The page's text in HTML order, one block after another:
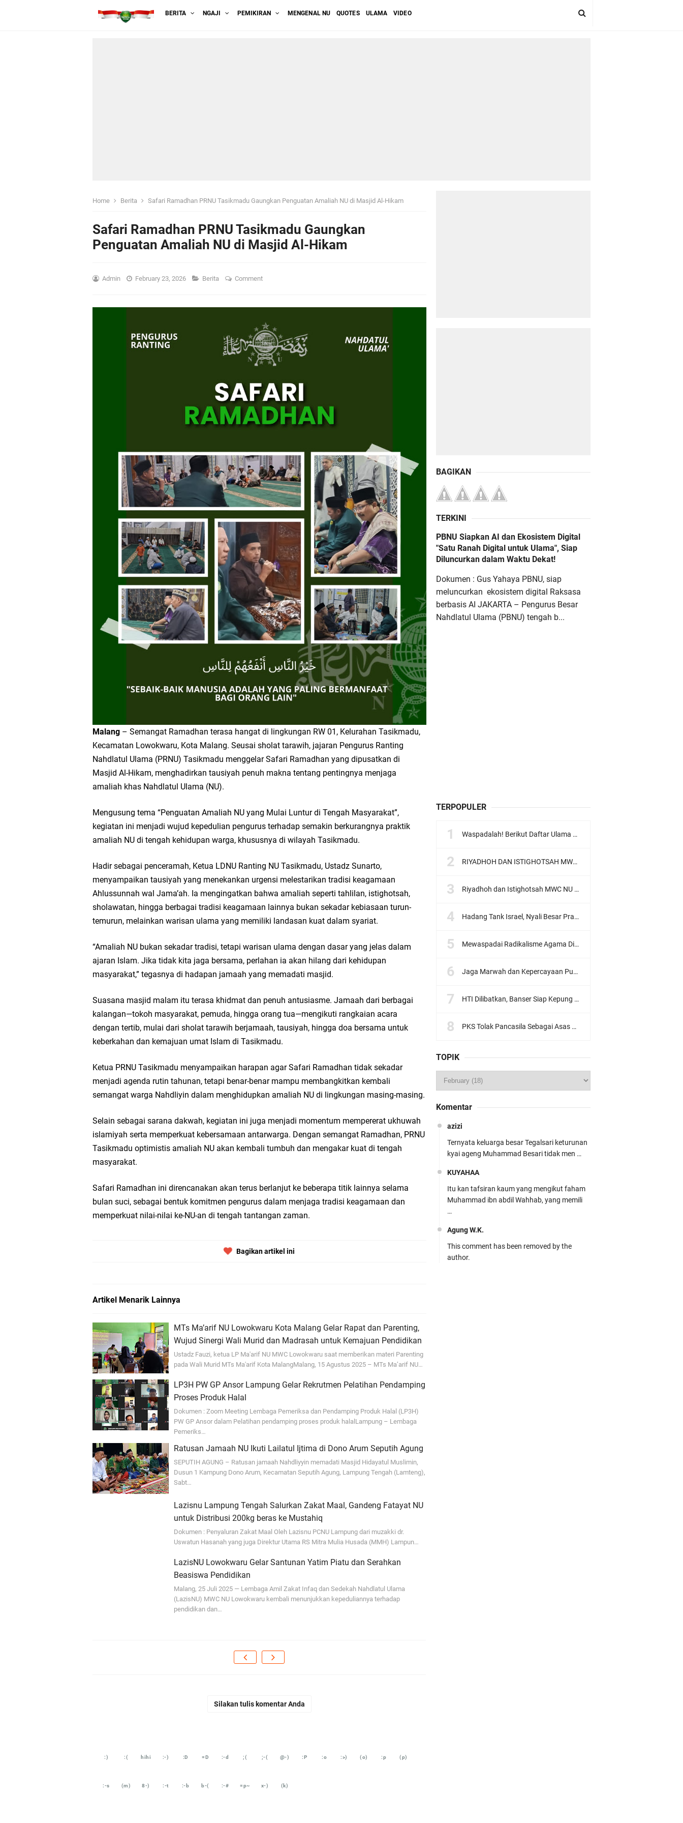
BERITA NGAJI PEMIKIRAN MENGENAL NU QUOTES ULAMA VIDEO
Home Berita Safari Ramadhan PRNU Tasikmadu Gaungkan Penguatan Amaliah NU di Masjid Al-Hikam
Safari Ramadhan PRNU Tasikmadu Gaungkan
Penguatan Amaliah NU di Masjid Al-Hikam
Admin February 23, 2026 Berita Comment
Malang – Semangat Ramadhan terasa hangat di lingkungan RW 01, Kelurahan Tasikmadu,
Kecamatan Lowokwaru, Kota Malang. Seusai sholat tarawih, jajaran Pengurus Ranting
Nahdlatul Ulama (PRNU) Tasikmadu menggelar Safari Ramadhan yang dipusatkan di
Masjid Al-Hikam, menghadirkan tausiyah penuh makna tentang pentingnya menjaga
amaliah khas Nahdlatul Ulama (NU).
Mengusung tema “Penguatan Amaliah NU yang Mulai Luntur di Tengah Masyarakat”,
kegiatan ini menjadi wujud kepedulian pengurus terhadap semakin berkurangnya praktik
amaliah NU di tengah kehidupan warga, khususnya di wilayah Tasikmadu.
Hadir sebagai penceramah, Ketua LDNU Ranting NU Tasikmadu, Ustadz Sunarto,
menyampaikan tausiyah yang menekankan urgensi melestarikan tradisi keagamaan
Ahlussunnah wal Jama’ah. Ia mengingatkan bahwa amaliah seperti tahlilan, istighotsah,
sholawatan, hingga berbagai tradisi keagamaan lainnya bukan sekadar kebiasaan turun-
temurun, melainkan warisan ulama yang memiliki landasan kuat dalam syariat.
“Amaliah NU bukan sekadar tradisi, tetapi warisan ulama dengan dasar yang jelas dalam
ajaran Islam. Jika tidak kita jaga bersama, perlahan ia akan hilang dari kehidupan
masyarakat,” tegasnya di hadapan jamaah yang memadati masjid.
Suasana masjid malam itu terasa khidmat dan penuh antusiasme. Jamaah dari berbagai
kalangan—tokoh masyarakat, pemuda, hingga orang tua—mengikuti rangkaian acara
dengan tertib, mulai dari sholat tarawih berjamaah, tausiyah, hingga doa bersama untuk
keberkahan dan kemajuan umat Islam di Tasikmadu.
Ketua PRNU Tasikmadu menyampaikan harapan agar Safari Ramadhan tidak sekadar
menjadi agenda rutin tahunan, tetapi benar-benar mampu membangkitkan kembali
semangat warga Nahdliyin dalam menghidupkan amaliah NU di lingkungan masing-masing.
Selain sebagai sarana dakwah, kegiatan ini juga menjadi momentum mempererat ukhuwah
islamiyah serta memperkuat kebersamaan antarwarga. Dengan semangat Ramadhan, PRNU
Tasikmadu optimistis amaliah NU akan kembali tumbuh dan mengakar kuat di tengah
masyarakat.
Safari Ramadhan ini direncanakan akan terus berlanjut ke beberapa titik lainnya selama
bulan suci, sebagai bentuk komitmen pengurus dalam menjaga tradisi keagamaan dan
memperkuat nilai-nilai ke-NU-an di tengah tantangan zaman.
Bagikan artikel ini
Artikel Menarik Lainnya
MTs Ma’arif NU Lowokwaru Kota Malang Gelar Rapat dan Parenting,
Wujud Sinergi Wali Murid dan Madrasah untuk Kemajuan Pendidikan
Ustadz Fauzi, ketua LP Ma'arif NU MWC Lowokwaru saat memberikan materi Parenting
pada Wali Murid MTs Ma'arif Kota MalangMalang, 15 Agustus 2025 – MTs Ma’arif NU…
LP3H PW GP Ansor Lampung Gelar Rekrutmen Pelatihan Pendamping
Proses Produk Halal
Dokumen : Zoom Meeting Lembaga Pemeriksa dan Pendamping Produk Halal (LP3H)
PW GP Ansor dalam Pelatihan pendamping proses produk halalLampung – Lembaga
Pemeriks…
Ratusan Jamaah NU Ikuti Lailatul Ijtima di Dono Arum Seputih Agung
SEPUTIH AGUNG – Ratusan jamaah Nahdliyyin memadati Masjid Hidayatul Muslimin,
Dusun 1 Kampung Dono Arum, Kecamatan Seputih Agung, Lampung Tengah (Lamteng),
Sabt…
Lazisnu Lampung Tengah Salurkan Zakat Maal, Gandeng Fatayat NU
untuk Distribusi 200kg beras ke Mustahiq
Dokumen : Penyaluran Zakat Maal Oleh Lazisnu PCNU Lampung dari muzakki dr.
Uswatun Hasanah yang juga Direktur Utama RS Mitra Mulia Husada (MMH) Lampun…
LazisNU Lowokwaru Gelar Santunan Yatim Piatu dan Serahkan
Beasiswa Pendidikan
Malang, 25 Juli 2025 — Lembaga Amil Zakat Infaq dan Sedekah Nahdlatul Ulama
(LazisNU) MWC NU Lowokwaru kembali menunjukkan kepeduliannya terhadap
pendidikan dan…
Silakan tulis komentar Anda
:) :( hihi :-) :D =D :-d ;( ;-( @-) :P :o :>) (o) :p (p)
:-s (m) 8-) :-t :-b b-( :-# =p~ x-) (k)
BAGIKAN
TERKINI
PBNU Siapkan AI dan Ekosistem Digital
"Satu Ranah Digital untuk Ulama", Siap
Diluncurkan dalam Waktu Dekat!
Dokumen : Gus Yahaya PBNU, siap
meluncurkan ekosistem digital Raksasa
berbasis AI JAKARTA – Pengurus Besar
Nahdlatul Ulama (PBNU) tengah b...
TERPOPULER
Waspadalah! Berikut Daftar Ulama Wahabi di Seluruh Dunia dan Karya-karyanya
RIYADHOH DAN ISTIGHOTSAH MWC NU LOWOKWARU Menyambut Muktamar NU ke-35, Meneguhkan Sanad Laku Para Muassis
Riyadhoh dan Istighotsah MWC NU Lowokwaru: Menguatkan Doa, Menjalin Ukhuwah Menyambut Muktamar NU ke-35
Hadang Tank Israel, Nyali Besar Prajurit TNI Jadi Sorotan Dunia
Mewaspadai Radikalisme Agama Di Tubuh Polri
Jaga Marwah dan Kepercayaan Publik, Ratusan Guru Ngaji Kota Malang Serukan Deklarasi Ramah Anak
HTI Dilibatkan, Banser Siap Kepung Gedung Sate, Jawa Barat
PKS Tolak Pancasila Sebagai Asas Utama Ormas, Ini Komentar PBNU
TOPIK
Komentar
azizi
Ternyata keluarga besar Tegalsari keturunan
kyai ageng Muhammad Besari tidak men …
KUYAHAA
Itu kan tafsiran kaum yang mengikut faham
Muhammad ibn abdil Wahhab, yang memili
…
Agung W.K.
This comment has been removed by the
author.